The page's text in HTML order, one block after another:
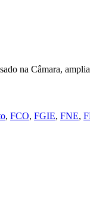
na Câmara,
, FCO, FGIE, FNE,